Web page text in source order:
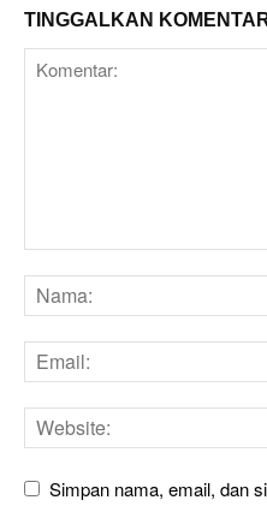
TINGGALKAN
Simpan nama, email, dan